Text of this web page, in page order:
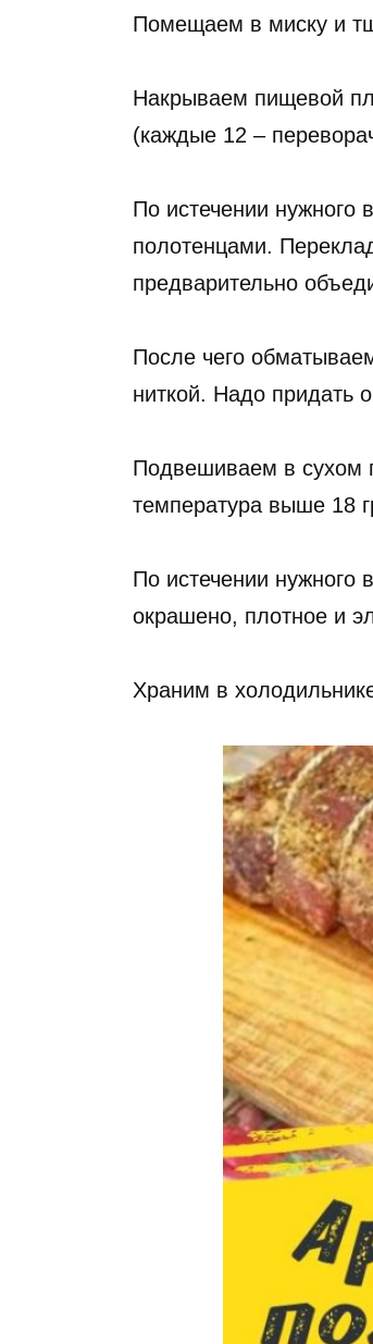
Помещаем в миску и
Накрываем пищевой
(каждые 12 –
По истечении
полотенцами.
предварительно
После чего
ниткой. Надо придать
Подвешиваем в сухом
температура выше 18
По истечении нужного
окрашено, плотное и
Храним в